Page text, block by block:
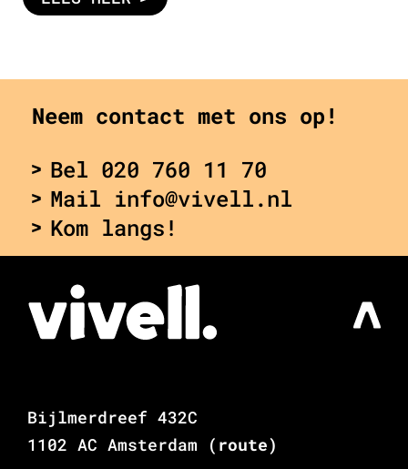
Neem contact met ons op!
Bel 020 760 11 70
Mail info@vivell.nl
Kom langs!
Bijlmerdreef 432C
1102 AC Amsterdam
(route)